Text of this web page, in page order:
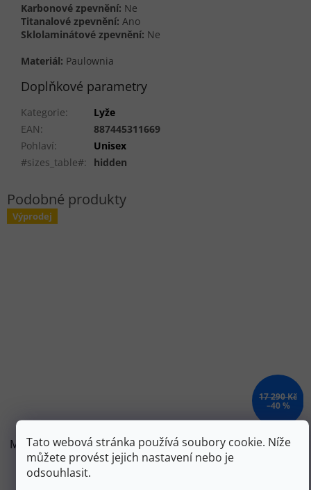
Tato webová stránka používá soubory cookie. Níže
můžete provést jejich nastavení nebo je
odsouhlasit.
Karbonové zpevnění: Ne
Titanalové zpevnění: Ano
Sklolaminátové zpevnění: Ne
Materiál: Paulownia
Doplňkové parametry
Kategorie:
Lyže
EAN:
887445311669
Pohlaví:
Unisex
#sizes_table#: hidden
Výprodej
17 290 Kč
–40 %
MOVEMENT Skialpové lyže dámské SESSION 85 LD 22/23
- 162 - černé